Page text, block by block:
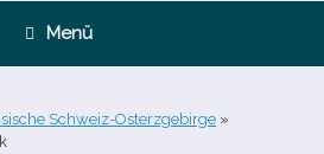
Menü
Schweiz-Osterzgebirge »